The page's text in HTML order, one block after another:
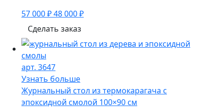
57 000 ₽48 000 ₽
Сделать заказ
арт. 3647
Узнать больше
Журнальный стол из термокарагача с
эпоксидной смолой 100×90 см